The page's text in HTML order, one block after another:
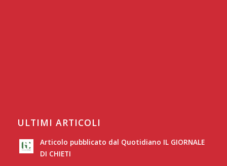
ULTIMI ARTICOLI
Articolo pubblicato dal Quotidiano IL GIORNALE
DI CHIETI